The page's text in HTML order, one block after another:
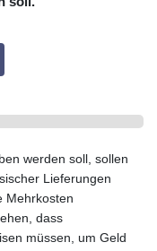
werden soll, sollen
Lieferungen
Mehrkosten
dass
müssen, um Geld